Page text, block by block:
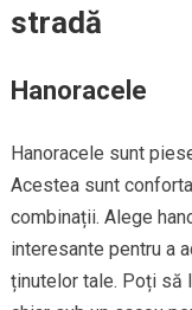
stradă
Hanoracele
Hanoracele sunt
Acestea sunt
combinații. Alege
interesante pentru a
ținutelor tale. Poți să